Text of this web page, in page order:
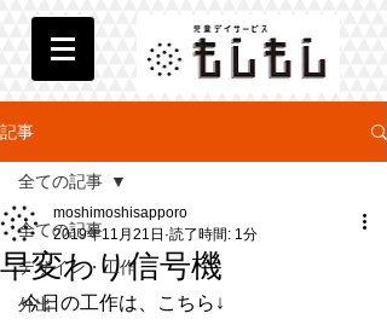
記事
全ての記事
デザイン・工作
外出
全ての記事
早変わり信号機
moshimoshisapporo
2019年11月21日 読了時間: 1分
今日の工作は、こちら↓